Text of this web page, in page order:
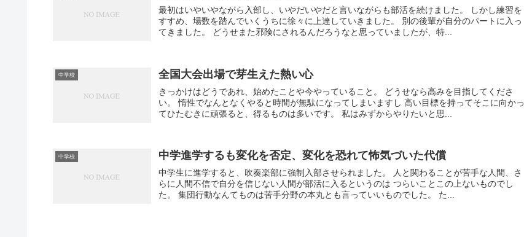
最初はいやいやながら入部し、いやだいやだと言いながらも部活を続けました。 しかし練習を
すすめ、場数を踏んでいくうちに徐々に上達していきました。 別の後輩が自分のパートに入っ
てきました。 どうせまた邪険にされるんだろうなと思っていましたが、特...
中学校 全国大会出場で芽生えた熱い心
きっかけはどうであれ、始めたことや今やっていること。 どうせなら高みを目指してくださ
い。 惰性でなんとなくやると時間が無駄になってしまいますし 高い目標を持ってそこに向かっ
てひたむきに頑張ると、得るものは多いです。 私はみずからやりたいと思...
中学校 中学進学するも変化を否定、変化を恐れて怖気づいた代償
中学生に進学すると、吹奏楽部に強制入部させられました。 人と関わることが苦手な人間、さ
らに人間不信で自分を信じない人間が部活に入るというのは つらいことこの上ないものでし
た。 集団行動なんてものは苦手分野の本丸とも言っていいものでした。 た...